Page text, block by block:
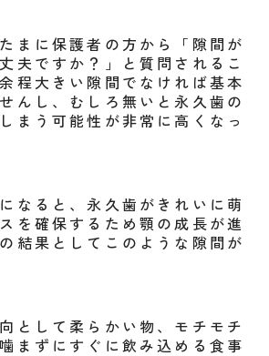
まに保護者の方から「隙間が
夫ですか？」と質問されるこ
程大きい隙間でなければ基本
んし、むしろ無いと永久歯の
まう可能性が非常に高くなっ
なると、永久歯がきれいに萌
を確保するため顎の成長が進
結果としてこのような隙間が
として柔らかい物、モチモチ
まずにすぐに飲み込める食事